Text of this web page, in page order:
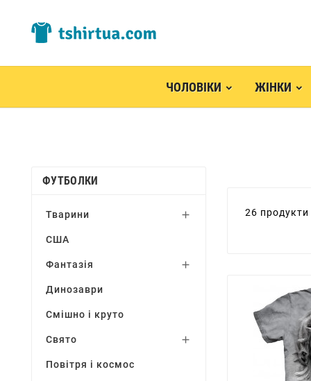
ЧОЛОВІКИ ЖІНКИ
ФУТБОЛКИ
Тварини 
США
Фантазія 
Динозаври
Смішно і круто
Свято 
Повітря і космос
26 продукти